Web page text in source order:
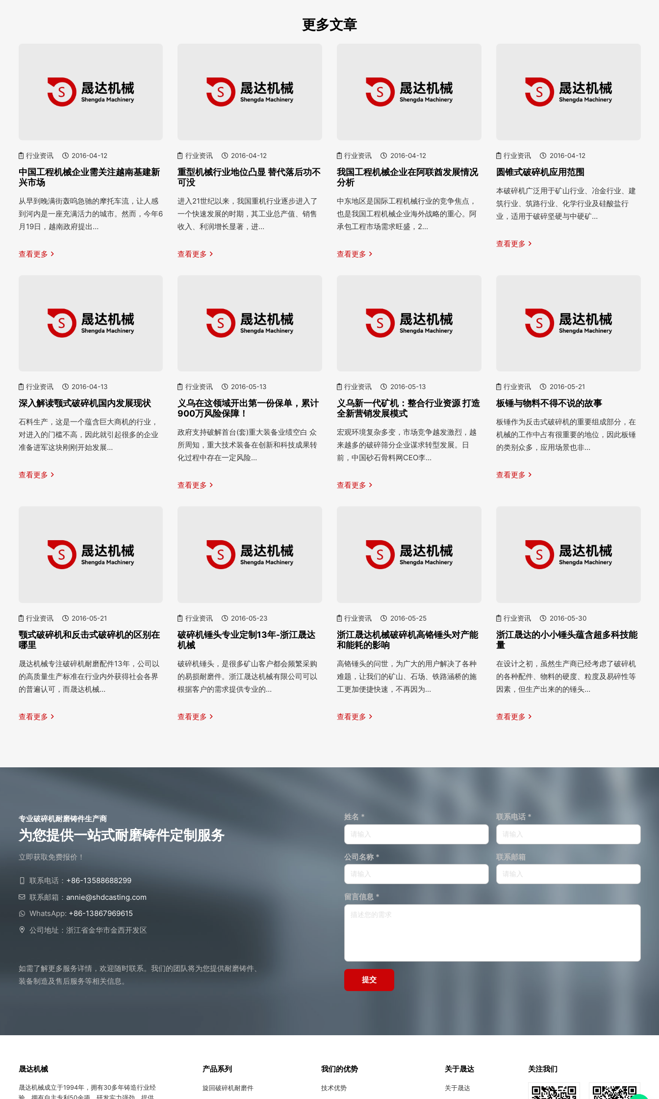
更多文章
行业资讯 2016-04-12
中国工程机械企业需关注越南基建新
兴市场
从早到晚满街轰呜急驰的摩托车流，让人感
到河内是一座充满活力的城市。然而，今年6
月19日，越南政府提出…
查看更多
行业资讯 2016-04-12
重型机械行业地位凸显 替代落后功不
可没
进入21世纪以来，我国重机行业逐步进入了
一个快速发展的时期，其工业总产值、销售
收入、利润增长显著，进…
查看更多
行业资讯 2016-04-12
我国工程机械企业在阿联酋发展情况
分析
中东地区是国际工程机械行业的竞争焦点，
也是我国工程机械企业海外战略的重心。阿
承包工程市场需求旺盛，2…
查看更多
行业资讯 2016-04-12
圆锥式破碎机应用范围
本破碎机广泛用于矿山行业、冶金行业、建
筑行业、筑路行业、化学行业及硅酸盐行
业，适用于破碎坚硬与中硬矿…
查看更多
行业资讯 2016-04-13
深入解读颚式破碎机国内发展现状
石料生产，这是一个蕴含巨大商机的行业，
对进入的门槛不高，因此就引起很多的企业
准备进军这块刚刚开始发展…
查看更多
行业资讯 2016-05-13
义乌在这领域开出第一份保单，累计
900万风险保障！
政府支持破解首台(套)重大装备业绩空白 众
所周知，重大技术装备在创新和科技成果转
化过程中存在一定风险…
查看更多
行业资讯 2016-05-13
义乌新一代矿机：整合行业资源 打造
全新营销发展模式
宏观环境复杂多变，市场竞争越发激烈，越
来越多的破碎筛分企业谋求转型发展。日
前，中国砂石骨料网CEO李…
查看更多
行业资讯 2016-05-21
板锤与物料不得不说的故事
板锤作为反击式破碎机的重要组成部分，在
机械的工作中占有很重要的地位，因此板锤
的类别众多，应用场景也非…
查看更多
行业资讯 2016-05-21
颚式破碎机和反击式破碎机的区别在
哪里
晟达机械专注破碎机耐磨配件13年，公司以
的高质量生产标准在行业内外获得社会各界
的普遍认可，而晟达机械…
查看更多
行业资讯 2016-05-23
破碎机锤头专业定制13年-浙江晟达
机械
破碎机锤头，是很多矿山客户都会频繁采购
的易损耐磨件。浙江晟达机械有限公司可以
根据客户的需求提供专业的…
查看更多
行业资讯 2016-05-25
浙江晟达机械破碎机高铬锤头对产能
和能耗的影响
高铬锤头的问世，为广大的用户解决了各种
难题，让我们的矿山、石场、铁路涵桥的施
工更加便捷快速，不再因为…
查看更多
行业资讯 2016-05-30
浙江晟达的小小锤头蕴含超多科技能
量
在设计之初，虽然生产商已经考虑了破碎机
的各种配件、物料的硬度、粒度及易碎性等
因素，但生产出来的的锤头…
查看更多
专业破碎机耐磨铸件生产商
为您提供一站式耐磨铸件定制服务
立即获取免费报价！
联系电话： +86-13588688299
联系邮箱： annie@shdcasting.com
WhatsApp: +86-13867969615
公司地址：浙江省金华市金西开发区
如需了解更多服务详情，欢迎随时联系。我们的团队将为您提供耐磨铸件、
装备制造及售后服务等相关信息。
姓名 * 联系电话 *
公司名称 * 联系邮箱
留言信息 *
提交
晟达机械
晟达机械成立于1994年，拥有30多年铸造行业经
验。拥有自主专利50余项，研发实力强劲，提供
产品系列
旋回破碎机耐磨件
我们的优势
技术优势
关于晟达
关于晟达
关注我们